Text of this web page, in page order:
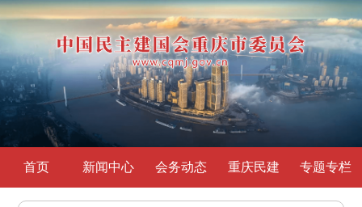
首页 新闻中心 会务动态 重庆民建 专题专栏